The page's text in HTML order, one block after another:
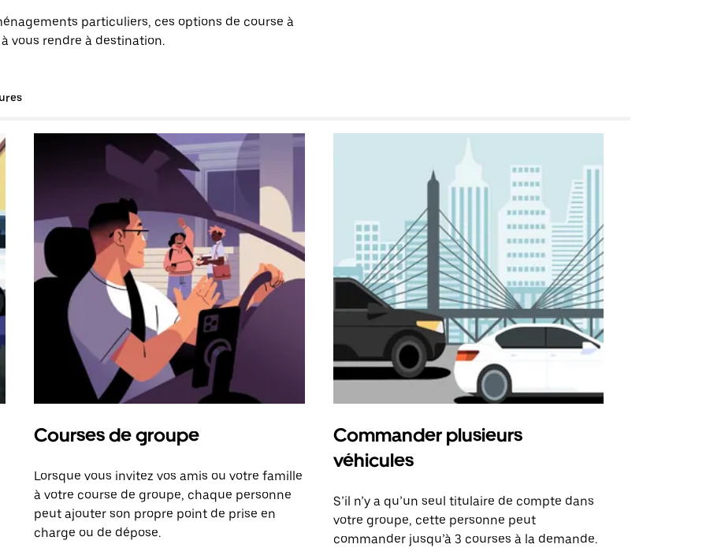
particuliers, ces options de course à
vous rendre à destination.
Courses de groupe
Lorsque vous invitez vos amis ou votre famille
à votre course de groupe, chaque personne
peut ajouter son propre point de prise en
charge ou de dépose.
Commander plusieurs
véhicules
S’il n’y a qu’un seul titulaire de compte dans
votre groupe, cette personne peut
commander jusqu’à 3 courses à la demande.